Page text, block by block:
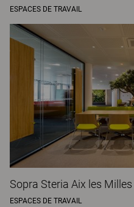
ESPACES DE TRAVAIL
Sopra Steria Aix les Milles
ESPACES DE TRAVAIL